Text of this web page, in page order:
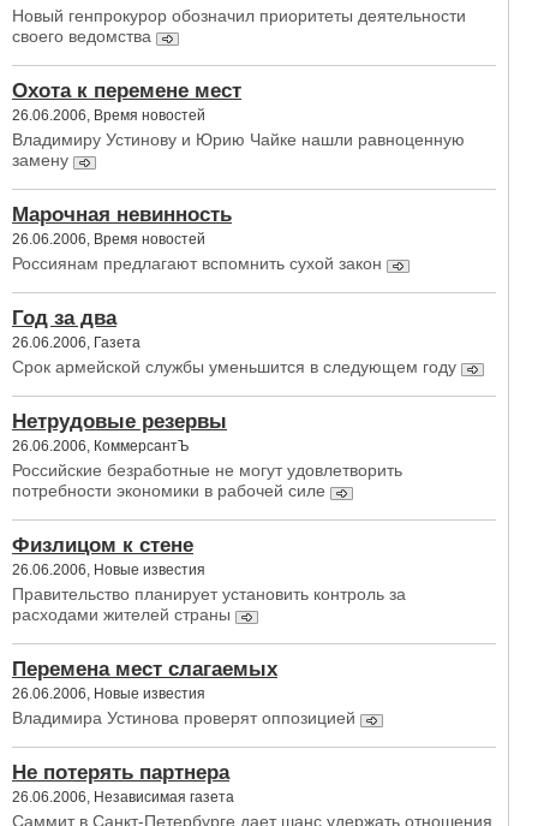
Новый генпрокурор обозначил приоритеты деятельности
своего ведомства
Охота к перемене мест
26.06.2006, Время новостей
Владимиру Устинову и Юрию Чайке нашли равноценную
замену
Марочная невинность
26.06.2006, Время новостей
Россиянам предлагают вспомнить сухой закон
Год за два
26.06.2006, Газета
Срок армейской службы уменьшится в следующем году
Нетрудовые резервы
26.06.2006, КоммерсантЪ
Российские безработные не могут удовлетворить
потребности экономики в рабочей силе
Физлицом к стене
26.06.2006, Новые известия
Правительство планирует установить контроль за
расходами жителей страны
Перемена мест слагаемых
26.06.2006, Новые известия
Владимира Устинова проверят оппозицией
Не потерять партнера
26.06.2006, Независимая газета
Саммит в Санкт-Петербурге дает шанс удержать отношения